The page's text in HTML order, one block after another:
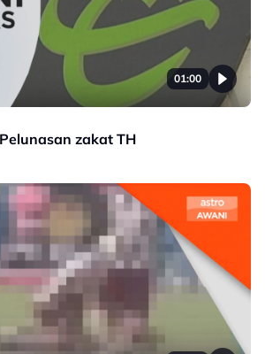
01:00
zakat TH